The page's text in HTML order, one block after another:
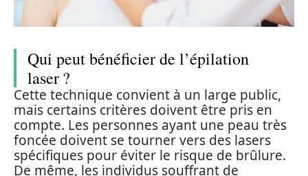
Qui peut bénéficier de l’épilation
laser ?
Cette technique convient à un large public,
mais certains critères doivent être pris en
compte. Les personnes ayant une peau très
foncée doivent se tourner vers des lasers
spécifiques pour éviter le risque de brûlure.
De même, les individus souffrant de